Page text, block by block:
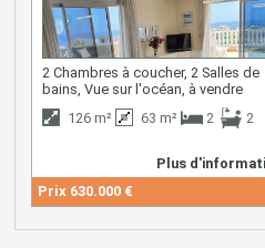
2 Chambres à coucher, 2 Salles de
bains, Vue sur l'océan, à vendre
126 m²
63 m² 2 2
Plus
Prix 630.000 €